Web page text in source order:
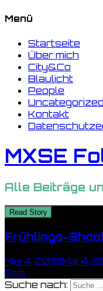
Menü
Startseite
Über mich
City&Co
Blaulicht
People
Uncategorized
Kontakt
MXSE
Alle Beiträge
Read Story
Frühlings-
Mai 4, 2018Mai 4,
See
Suche nach: